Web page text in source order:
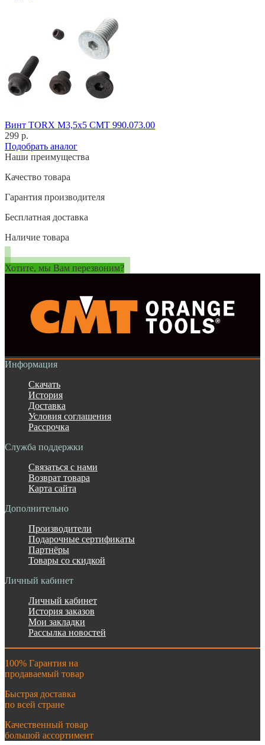
Винт TORX M3,5x5 CMT 990.073.00
299 р.
Подобрать аналог
Наши преимущества
Качество товара
Гарантия производителя
Бесплатная доставка
Наличие товара
Хотите, мы Вам перезвоним?
Информация
Скачать
История
Доставка
Условия соглашения
Рассрочка
Служба поддержки
Связаться с нами
Возврат товара
Карта сайта
Дополнительно
Производители
Подарочные сертификаты
Партнёры
Товары со скидкой
Личный кабинет
Личный кабинет
История заказов
Мои закладки
Рассылка новостей
100% Гарантия на
продаваемый товар
Быстрая доставка
по всей стране
Качественный товар
большой ассортимент